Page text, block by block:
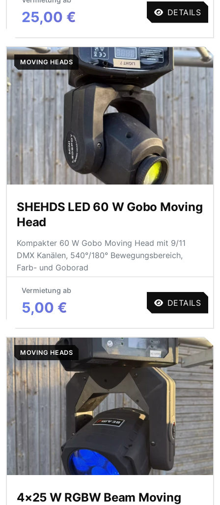
25,00 € DETAILS
MOVING HEADS
SHEHDS LED 60 W Gobo Moving
Head
Kompakter 60 W Gobo Moving Head mit 9/11
DMX Kanälen, 540°/180° Bewegungsbereich,
Farb- und Goborad
Vermietung ab
5,00 € DETAILS
MOVING HEADS
4×25 W RGBW Beam Moving